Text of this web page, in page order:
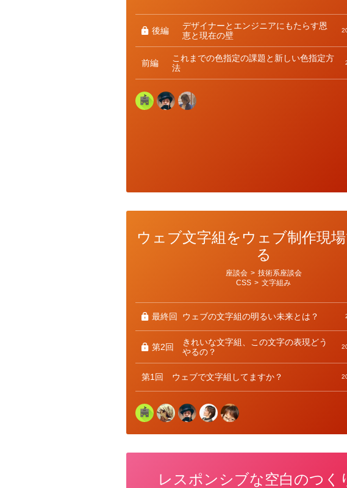
ー
後編
デザイナーとエンジニアにもたらす恩
恵と現在の壁
前編
これまでの色指定の課題と新しい色指定方
法
ウェブ文字組をウェブ制作現場
る
ー
座談会 > 技術系座談会
CSS > 文字組み
最終回 ウェブの文字組の明るい未来とは？
第2回
きれいな文字組、この文字の表現どう
やるの？
第1回 ウェブで文字組してますか？
レスポンシブな空白のつく